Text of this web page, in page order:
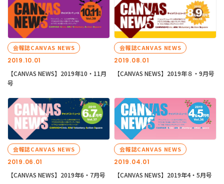
2019.10.01
会報誌CANVAS NEWS
【CANVAS NEWS】2019年10・11月
号
2019.08.01
会報誌CANVAS NEWS
【CANVAS NEWS】2019年８・9月号
2019.06.01
会報誌CANVAS NEWS
【CANVAS NEWS】2019年6・7月号
2019.04.01
会報誌CANVAS NEWS
【CANVAS NEWS】2019年4・5月号